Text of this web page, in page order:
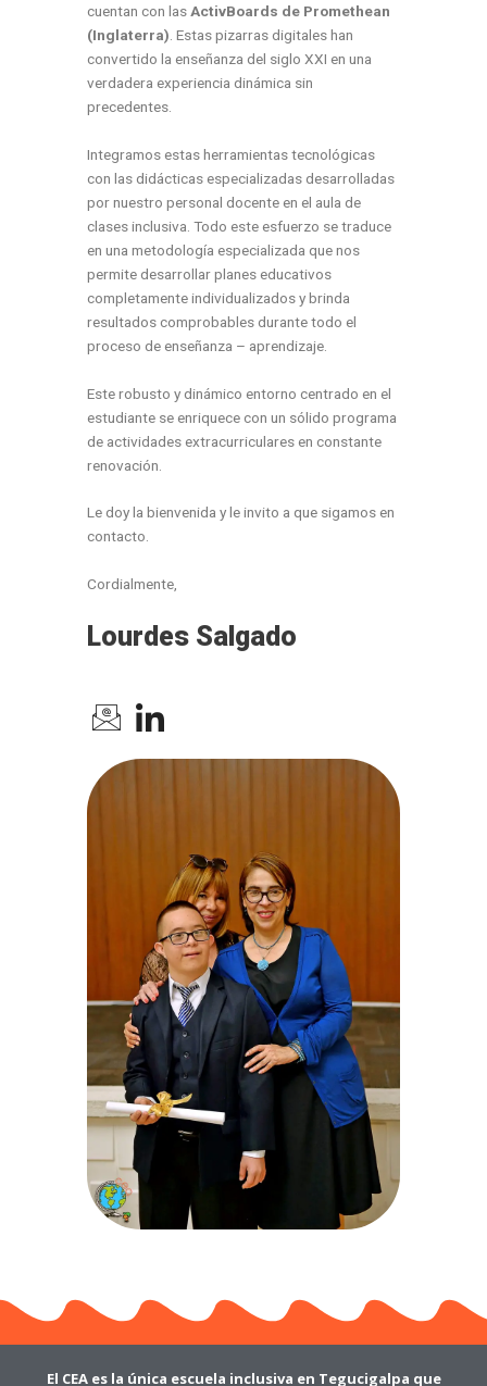
cuentan con las ActivBoards de Promethean
(Inglaterra) . Estas pizarras digitales han
convertido la enseñanza del siglo XXI en una
verdadera experiencia dinámica sin
precedentes.
Integramos estas herramientas tecnológicas
con las didácticas especializadas desarrolladas
por nuestro personal docente en el aula de
clases inclusiva. Todo este esfuerzo se traduce
en una metodología especializada que nos
permite desarrollar planes educativos
completamente individualizados y brinda
resultados comprobables durante todo el
proceso de enseñanza – aprendizaje.
Este robusto y dinámico entorno centrado en el
estudiante se enriquece con un sólido programa
de actividades extracurriculares en constante
renovación.
Le doy la bienvenida y le invito a que sigamos en
contacto.
Cordialmente,
Lourdes Salgado
El CEA es la única escuela inclusiva en Tegucigalpa que